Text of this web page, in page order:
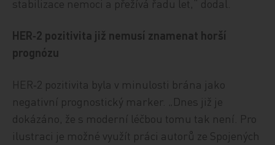
stabilizace nemoci a přežívá řadu let,“ dodal.
HER‑2 pozitivita již nemusí znamenat horší
prognózu
HER‑2 pozitivita byla v minulosti brána jako
negativní prognostický marker. „Dnes již je
dokázáno, že s moderní léčbou tomu tak není. Pro
ilustraci je možné využít práci autorů ze Spojených